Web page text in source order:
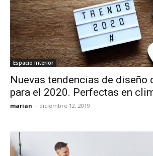
Espacio Interior
Nuevas tendencias de diseño
para el 2020. Perfectas en
marian - diciembre 12, 2019